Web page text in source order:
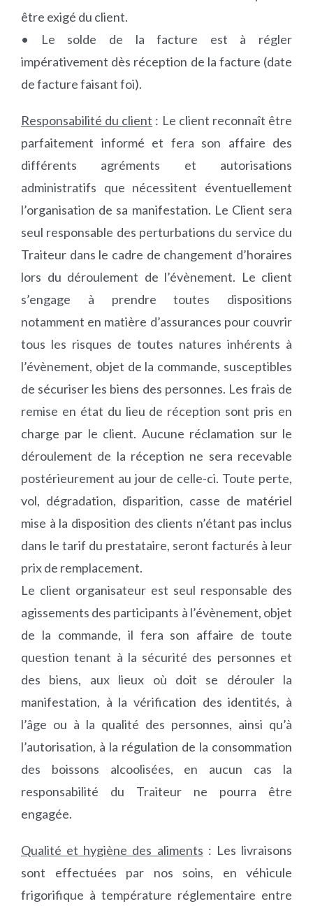
être exigé du client.
• Le solde de la facture est à régler
impérativement dès réception de la facture (date
de facture faisant foi).
Responsabilité du client : Le client reconnaît être
parfaitement informé et fera son affaire des
différents agréments et autorisations
administratifs que nécessitent éventuellement
l’organisation de sa manifestation. Le Client sera
seul responsable des perturbations du service du
Traiteur dans le cadre de changement d’horaires
lors du déroulement de l’évènement. Le client
s’engage à prendre toutes dispositions
notamment en matière d’assurances pour couvrir
tous les risques de toutes natures inhérents à
l’évènement, objet de la commande, susceptibles
de sécuriser les biens des personnes. Les frais de
remise en état du lieu de réception sont pris en
charge par le client. Aucune réclamation sur le
déroulement de la réception ne sera recevable
postérieurement au jour de celle-ci. Toute perte,
vol, dégradation, disparition, casse de matériel
mise à la disposition des clients n’étant pas inclus
dans le tarif du prestataire, seront facturés à leur
prix de remplacement.
Le client organisateur est seul responsable des
agissements des participants à l’évènement, objet
de la commande, il fera son affaire de toute
question tenant à la sécurité des personnes et
des biens, aux lieux où doit se dérouler la
manifestation, à la vérification des identités, à
l’âge ou à la qualité des personnes, ainsi qu’à
l’autorisation, à la régulation de la consommation
des boissons alcoolisées, en aucun cas la
responsabilité du Traiteur ne pourra être
engagée.
Qualité et hygiène des aliments : Les livraisons
sont effectuées par nos soins, en véhicule
frigorifique à température réglementaire entre